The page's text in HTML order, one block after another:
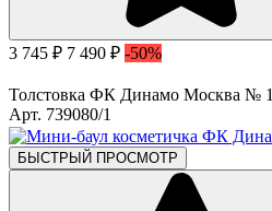
3 745 ₽ 7 490 ₽ -50%
Толстовка ФК Динамо Москва № 1
Арт. 739080/1
БЫСТРЫЙ ПРОСМОТР